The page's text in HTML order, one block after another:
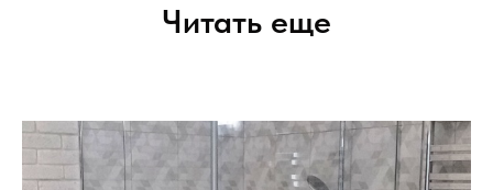
Читать еще